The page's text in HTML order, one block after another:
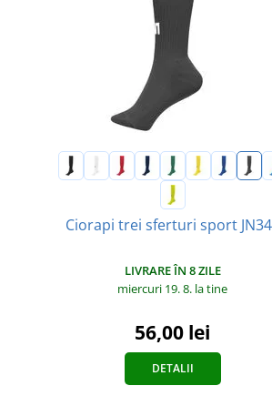
Ciorapi trei sferturi sport
LIVRARE ÎN 8 ZILE
miercuri 19. 8. la tine
56,00 lei
DETALII